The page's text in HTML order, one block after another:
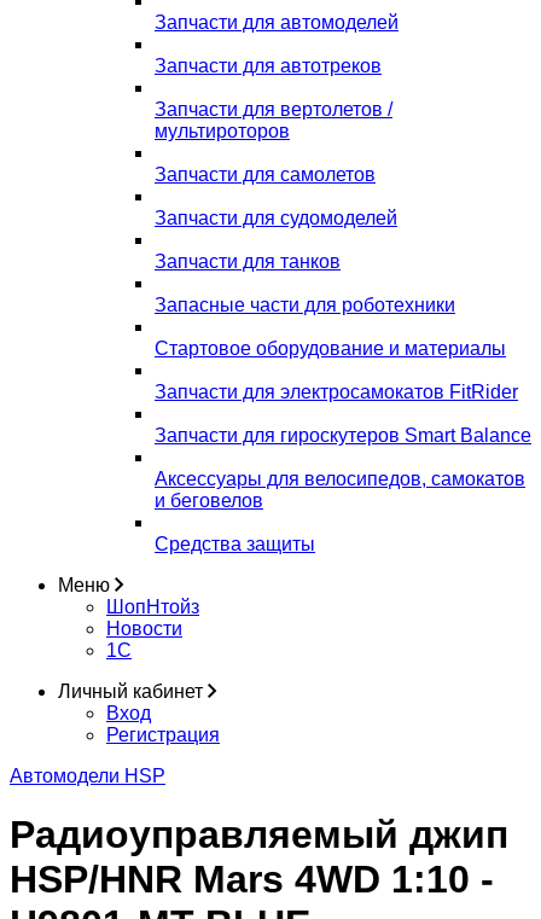
Запчасти для автомоделей
Запчасти для автотреков
Запчасти для вертолетов /
мультироторов
Запчасти для самолетов
Запчасти для судомоделей
Запчасти для танков
Запасные части для роботехники
Стартовое оборудование и материалы
Запчасти для электросамокатов FitRider
Запчасти для гироскутеров Smart Balance
Аксессуары для велосипедов, самокатов
и беговелов
Средства защиты
Меню
ШопНтойз
Новости
1C
Личный кабинет
Вход
Регистрация
Автомодели HSP
Радиоуправляемый джип
HSP/HNR Mars 4WD 1:10 -